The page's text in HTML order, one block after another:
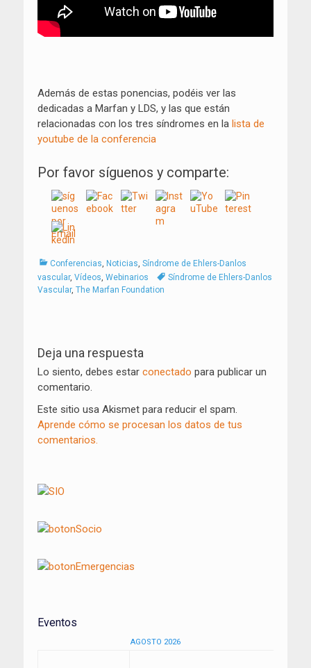
Además de estas ponencias, podéis ver las
dedicadas a Marfan y LDS, y las que están
relacionadas con los tres síndromes en la lista de
youtube de la conferencia
Por favor síguenos y comparte:
Categorías
Conferencias, Noticias, Síndrome de Ehlers-Danlos
vascular, Vídeos, Webinarios TagsSíndrome de Ehlers-Danlos
Vascular, The Marfan Foundation
de
entradas
Deja una respuesta
Lo siento, debes estar conectado para publicar un
comentario.
Este sitio usa Akismet para reducir el spam.
Aprende cómo se procesan los datos de tus
comentarios.
Eventos
AGOSTO 2026